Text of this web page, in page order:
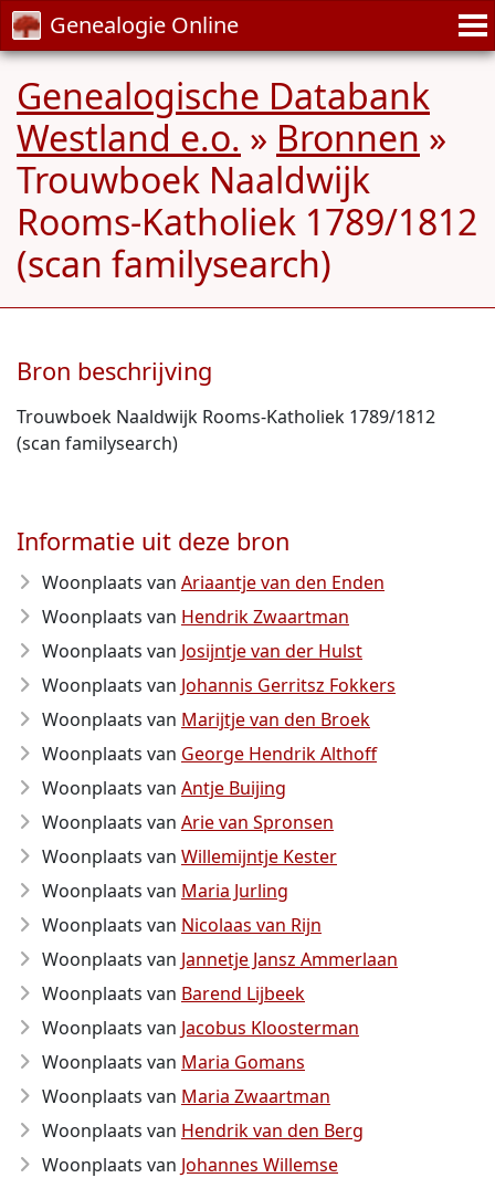
Genealogie Online
Genealogische Databank
Westland e.o. » Bronnen »
Trouwboek Naaldwijk
Rooms-Katholiek 1789/1812
(scan familysearch)
Bron beschrijving
Trouwboek Naaldwijk Rooms-Katholiek 1789/1812
(scan familysearch)
Informatie uit deze bron
Woonplaats van Ariaantje van den Enden
Woonplaats van Hendrik Zwaartman
Woonplaats van Josijntje van der Hulst
Woonplaats van Johannis Gerritsz Fokkers
Woonplaats van Marijtje van den Broek
Woonplaats van George Hendrik Althoff
Woonplaats van Antje Buijing
Woonplaats van Arie van Spronsen
Woonplaats van Willemijntje Kester
Woonplaats van Maria Jurling
Woonplaats van Nicolaas van Rijn
Woonplaats van Jannetje Jansz Ammerlaan
Woonplaats van Barend Lijbeek
Woonplaats van Jacobus Kloosterman
Woonplaats van Maria Gomans
Woonplaats van Maria Zwaartman
Woonplaats van Hendrik van den Berg
Woonplaats van Johannes Willemse